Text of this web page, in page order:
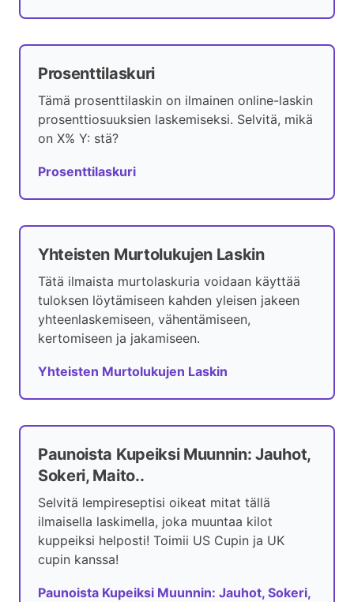
Prosenttilaskuri
Tämä prosenttilaskin on ilmainen online-laskin
prosenttiosuuksien laskemiseksi. Selvitä, mikä
on X% Y: stä?
Prosenttilaskuri
Yhteisten Murtolukujen Laskin
Tätä ilmaista murtolaskuria voidaan käyttää
tuloksen löytämiseen kahden yleisen jakeen
yhteenlaskemiseen, vähentämiseen,
kertomiseen ja jakamiseen.
Yhteisten Murtolukujen Laskin
Paunoista Kupeiksi Muunnin: Jauhot,
Sokeri, Maito..
Selvitä lempireseptisi oikeat mitat tällä
ilmaisella laskimella, joka muuntaa kilot
kuppeiksi helposti! Toimii US Cupin ja UK
cupin kanssa!
Paunoista Kupeiksi Muunnin: Jauhot, Sokeri,